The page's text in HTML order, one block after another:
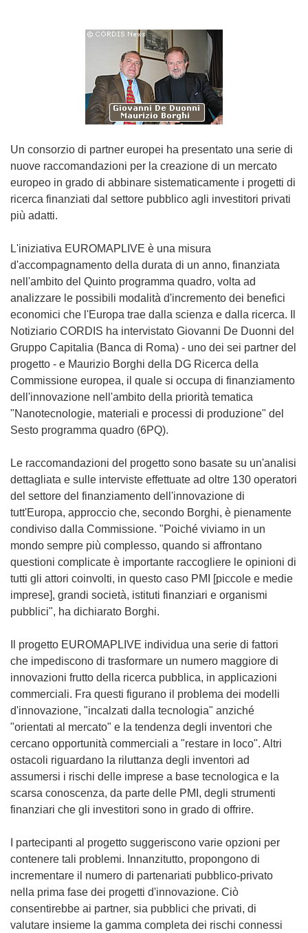
Un consorzio di partner europei ha presentato una serie di
nuove raccomandazioni per la creazione di un mercato
europeo in grado di abbinare sistematicamente i progetti di
ricerca finanziati dal settore pubblico agli investitori privati
più adatti.
L'iniziativa EUROMAPLIVE è una misura
d'accompagnamento della durata di un anno, finanziata
nell'ambito del Quinto programma quadro, volta ad
analizzare le possibili modalità d'incremento dei benefici
economici che l'Europa trae dalla scienza e dalla ricerca. Il
Notiziario CORDIS ha intervistato Giovanni De Duonni del
Gruppo Capitalia (Banca di Roma) - uno dei sei partner del
progetto - e Maurizio Borghi della DG Ricerca della
Commissione europea, il quale si occupa di finanziamento
dell'innovazione nell'ambito della priorità tematica
"Nanotecnologie, materiali e processi di produzione" del
Sesto programma quadro (6PQ).
Le raccomandazioni del progetto sono basate su un'analisi
dettagliata e sulle interviste effettuate ad oltre 130 operatori
del settore del finanziamento dell'innovazione di
tutt'Europa, approccio che, secondo Borghi, è pienamente
condiviso dalla Commissione. "Poiché viviamo in un
mondo sempre più complesso, quando si affrontano
questioni complicate è importante raccogliere le opinioni di
tutti gli attori coinvolti, in questo caso PMI [piccole e medie
imprese], grandi società, istituti finanziari e organismi
pubblici", ha dichiarato Borghi.
Il progetto EUROMAPLIVE individua una serie di fattori
che impediscono di trasformare un numero maggiore di
innovazioni frutto della ricerca pubblica, in applicazioni
commerciali. Fra questi figurano il problema dei modelli
d'innovazione, "incalzati dalla tecnologia" anziché
"orientati al mercato" e la tendenza degli inventori che
cercano opportunità commerciali a "restare in loco". Altri
ostacoli riguardano la riluttanza degli inventori ad
assumersi i rischi delle imprese a base tecnologica e la
scarsa conoscenza, da parte delle PMI, degli strumenti
finanziari che gli investitori sono in grado di offrire.
I partecipanti al progetto suggeriscono varie opzioni per
contenere tali problemi. Innanzitutto, propongono di
incrementare il numero di partenariati pubblico-privato
nella prima fase dei progetti d'innovazione. Ciò
consentirebbe ai partner, sia pubblici che privati, di
valutare insieme la gamma completa dei rischi connessi